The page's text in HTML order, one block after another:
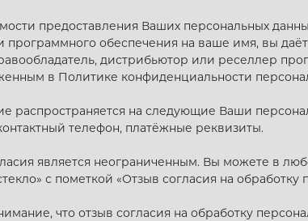
предоставления Ваших персональных
программного обеспечения на ваше имя, вы
дистрибьютор или реселлер
в Политике конфиденциальности
распространяется на следующие Ваши
телефон, платёжные реквизиты.
является неограниченным. Вы можете в
с пометкой «Отзыв согласия на обработку
что отзыв согласия на обработку